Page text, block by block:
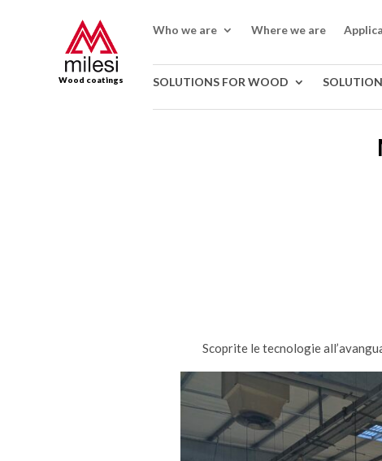
Wood coatings
Who we are Where we are
SOLUTIONS FOR WOOD
Scoprite le tecnologie